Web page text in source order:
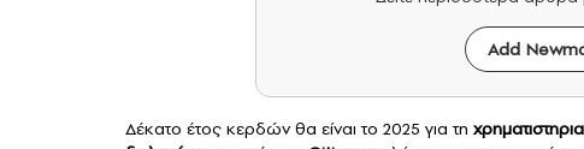
Add
Δέκατο έτος κερδών θα είναι το 2025 για τη